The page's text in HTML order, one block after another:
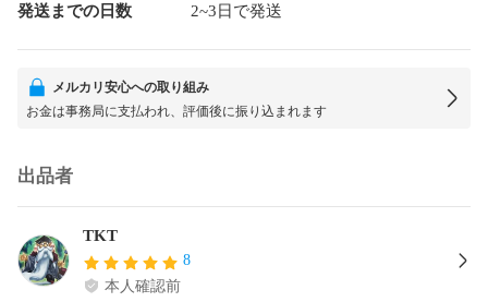
発送までの日数 2~3日で発送
メルカリ安心への取り組み
お金は事務局に支払われ、評価後に振り込まれます
出品者
TKT
8
本人確認前